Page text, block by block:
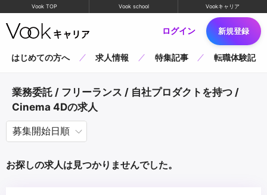
Vook TOP Vook school Vookキャリア
ログイン 新規登録
はじめての方へ 求人情報 特集記事 転職体験記
業務委託 / フリーランス / 自社プロダクトを持つ /
Cinema 4Dの求人
お探しの求人は見つかりませんでした。